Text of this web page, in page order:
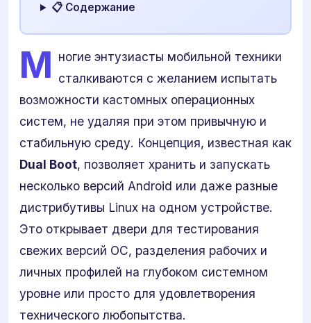
📋 Содержание
М ногие энтузиасты мобильной техники
сталкиваются с желанием испытать
возможности кастомных операционных
систем, не удаляя при этом привычную и
стабильную среду. Концепция, известная как
Dual Boot, позволяет хранить и запускать
несколько версий Android или даже разные
дистрибутивы Linux на одном устройстве.
Это открывает двери для тестирования
свежих версий ОС, разделения рабочих и
личных профилей на глубоком системном
уровне или просто для удовлетворения
технического любопытства.